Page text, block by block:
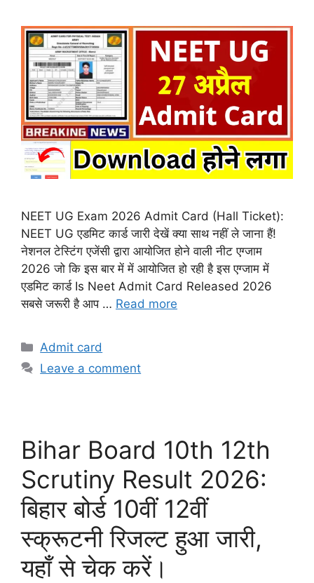
NEET UG Exam 2026 Admit Card (Hall Ticket):
NEET UG एडमिट कार्ड जारी देखें क्या साथ नहीं ले जाना हैं!
नेशनल टेस्टिंग एजेंसी द्वारा आयोजित होने वाली नीट एग्जाम
2026 जो कि इस बार में में आयोजित हो रही है इस एग्जाम में
एडमिट कार्ड Is Neet Admit Card Released 2026
सबसे जरूरी है आप … Read more
Categories
Admit card
Leave a comment
Bihar Board 10th 12th
Scrutiny Result 2026:
बिहार बोर्ड 10वीं 12वीं
स्क्रूटनी रिजल्ट हुआ जारी,
यहाँ से चेक करें।